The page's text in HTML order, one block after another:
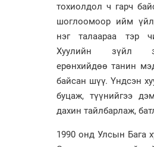
тохиолдол ч гарч
шоглоомоор ийм
нэг талаараа тэр
Хуулийн зүйл
ерөнхийдөө танин
байсан шүү. Үндсэн
буцаж, түүнийгээ
дахин тайлбарлаж,
1990 онд Улсын Бага